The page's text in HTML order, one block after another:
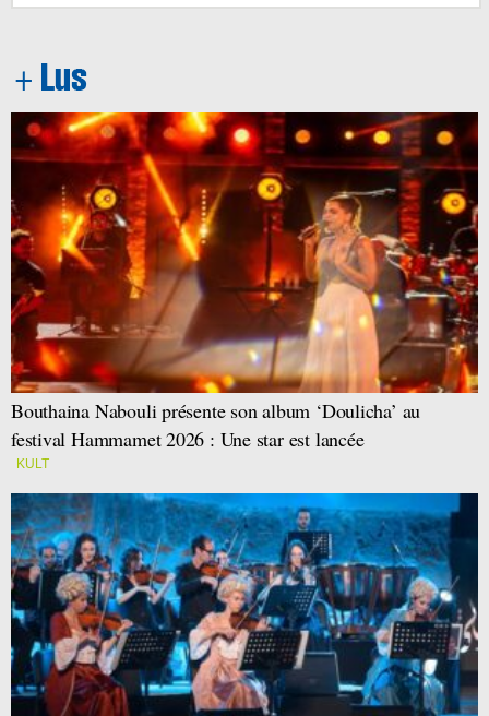
Bouthaina Nabouli présente son album ‘Doulicha’ au
festival Hammamet 2026 : Une star est lancée
KULT